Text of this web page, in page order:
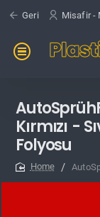
Geri Misafir -
Kırmızı -
Folyosu